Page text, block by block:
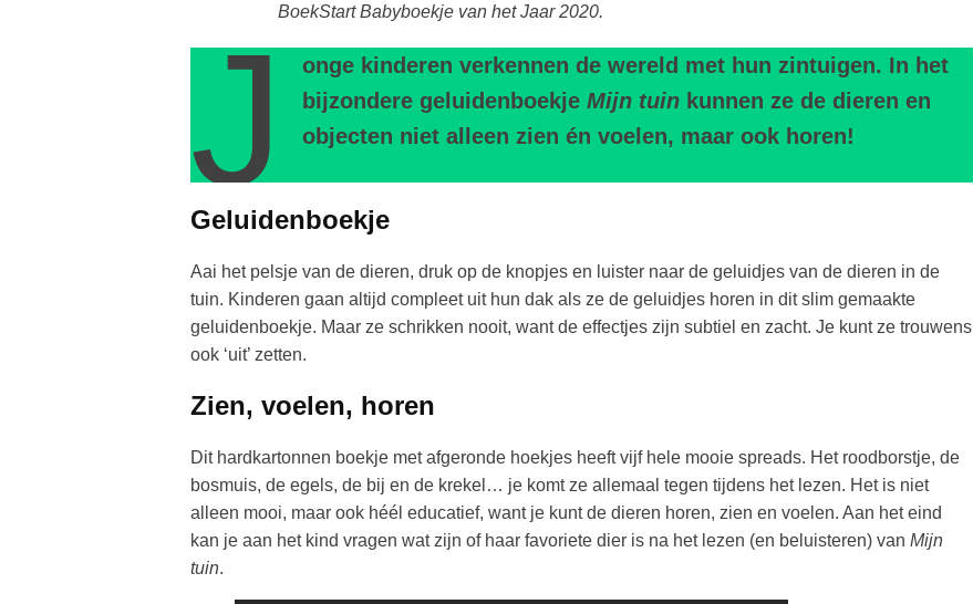
BoekStart Babyboekje van het Jaar 2020.
J
onge kinderen verkennen de wereld met hun zintuigen. In het
bijzondere geluidenboekje Mijn tuinkunnen ze de dieren en
objecten niet alleen zien én voelen, maar ook horen!
Geluidenboekje
Aai het pelsje van de dieren, druk op de knopjes en luister naar de geluidjes van de dieren in de
tuin. Kinderen gaan altijd compleet uit hun dak als ze de geluidjes horen in dit slim gemaakte
geluidenboekje. Maar ze schrikken nooit, want de effectjes zijn subtiel en zacht. Je kunt ze trouwens
ook ‘uit’ zetten.
Zien, voelen, horen
Dit hardkartonnen boekje met afgeronde hoekjes heeft vijf hele mooie spreads. Het roodborstje, de
bosmuis, de egels, de bij en de krekel… je komt ze allemaal tegen tijdens het lezen. Het is niet
alleen mooi, maar ook héél educatief, want je kunt de dieren horen, zien en voelen. Aan het eind
kan je aan het kind vragen wat zijn of haar favoriete dier is na het lezen (en beluisteren) van Mijn
tuin.